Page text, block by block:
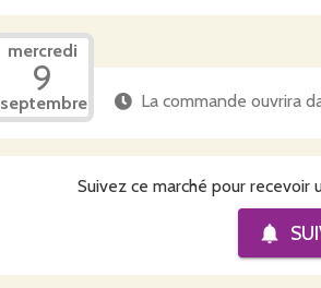
mercredi
9
septembre La commande ouvrira
Suivez ce marché pour